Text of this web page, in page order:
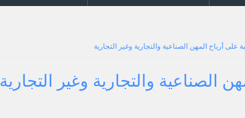
على أرباح المهن الصناعية والتجارية وغير التجارية
الصناعية والتجارية وغير التجارية